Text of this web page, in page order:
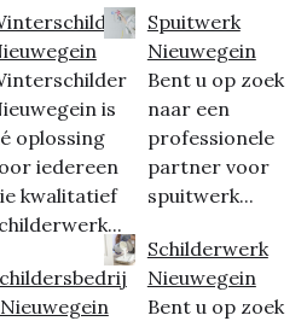
is
oplossing
iedereen
kwalitatief
Spuitwerk
Nieuwegein
Bent u op zoek
naar een
professionele
partner voor
spuitwerk...
Schilderwerk
Nieuwegein
Bent u op zoek